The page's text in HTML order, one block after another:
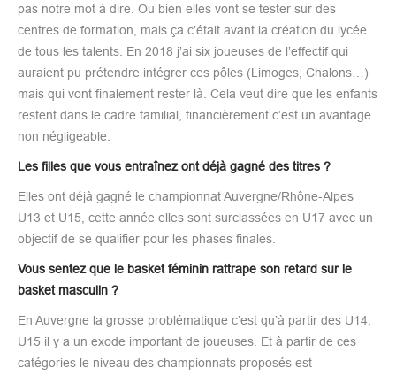
pas notre mot à dire. Ou bien elles vont se tester sur des
centres de formation, mais ça c’était avant la création du lycée
de tous les talents. En 2018 j’ai six joueuses de l’effectif qui
auraient pu prétendre intégrer ces pôles (Limoges, Chalons…)
mais qui vont finalement rester là. Cela veut dire que les enfants
restent dans le cadre familial, financièrement c’est un avantage
non négligeable.
Les filles que vous entraînez ont déjà gagné des titres ?
Elles ont déjà gagné le championnat Auvergne/Rhône-Alpes
U13 et U15, cette année elles sont surclassées en U17 avec un
objectif de se qualifier pour les phases finales.
Vous sentez que le basket féminin rattrape son retard sur le
basket masculin ?
En Auvergne la grosse problématique c’est qu’à partir des U14,
U15 il y a un exode important de joueuses. Et à partir de ces
catégories le niveau des championnats proposés est